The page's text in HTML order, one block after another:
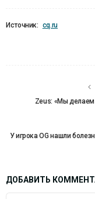
Источник: cq.ru
Zeus: «Мы делаем
У игрока OG нашли
ДОБАВИТЬ